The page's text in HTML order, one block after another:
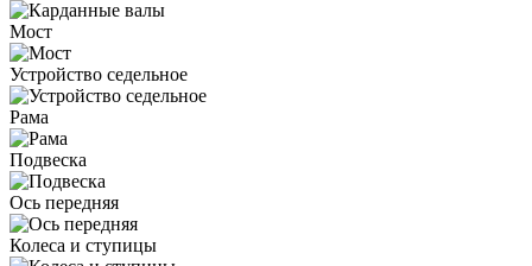
Мост
Устройство седельное
Рама
Подвеска
Ось передняя
Колеса и ступицы